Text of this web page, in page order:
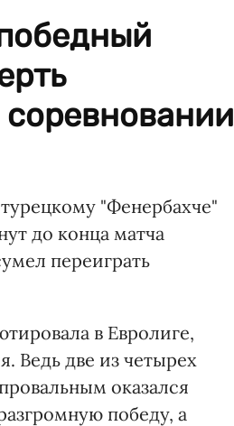
турецкому "Фенербахче"
до конца матча
переиграть
в Евролиге,
Ведь две из четырех
оказался
победу, а